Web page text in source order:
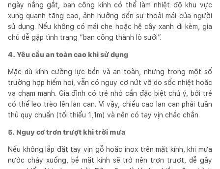
ngày nắng gắt, ban công kính có thể làm nhiệt độ khu vực
xung quanh tăng cao, ảnh hưởng đến sự thoải mái của người
sử dụng. Nếu không có mái che hoặc hệ cây xanh đi kèm, gia
chủ dễ gặp tình trạng “ban công thành lò sưởi”.
4. Yêu cầu an toàn cao khi sử dụng
Mặc dù kính cường lực bền và an toàn, nhưng trong một số
trường hợp hiếm hoi, vẫn có nguy cơ nứt vỡ do sốc nhiệt hoặc
va chạm mạnh. Gia đình có trẻ nhỏ cần đặc biệt chú ý, bởi trẻ
có thể leo trèo lên lan can. Vì vậy, chiều cao lan can phải tuân
thủ quy chuẩn (tối thiểu 1,1m) và nên có tay vịn chắc chắn.
5. Nguy cơ trơn trượt khi trời mưa
Nếu không lắp đặt tay vịn gỗ hoặc inox trên mặt kính, khi mưa
nước chảy xuống, bề mặt kính sẽ trở nên trơn trượt, dễ gây